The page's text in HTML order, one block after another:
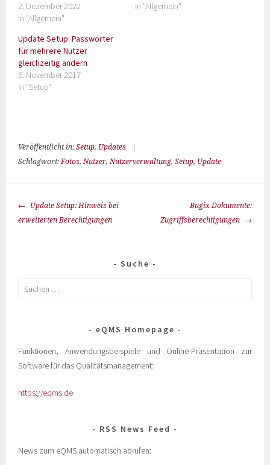
2. Dezember 2022
In "Allgemein"
In "Allgemein"
Update Setup: Passwörter
für mehrere Nutzer
gleichzeitig ändern
6. November 2017
In "Setup"
Veröffentlicht in:Setup, Updates
Schlagwort:Fotos,Nutzer,Nutzerverwaltung,Setup, Update
Update Setup: Hinweis bei
erweiterten Berechtigungen
Bugix Dokumente:
Zugriffsberechtigungen
Suche
eQMS Homepage
Funktionen, Anwendungsbeispiele und Online-Präsentation zur
Software für das Qualitätsmanagement:
https://eqms.de
RSS News Feed
News zum eQMS automatisch abrufen: